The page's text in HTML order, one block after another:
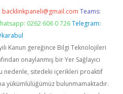
backlinkpaneli@gmail.com Teams:
0262 606 0 726 Telegram:
Kanun gereğince Bilgi Teknolojileri
onaylanmış bir Yer Sağlayıcı
nedenle, sitedeki içerikleri proaktif
yükümlülüğümüz bulunmamaktadır.